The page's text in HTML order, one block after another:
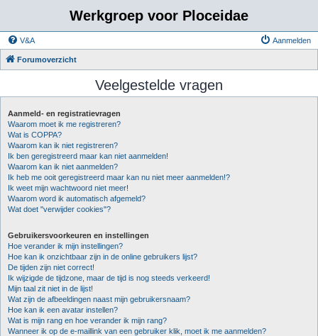
Werkgroep voor Ploceidae
V&A Aanmelden
Forumoverzicht
Veelgestelde vragen
Aanmeld- en registratievragen
Waarom moet ik me registreren?
Wat is COPPA?
Waarom kan ik niet registreren?
Ik ben geregistreerd maar kan niet aanmelden!
Waarom kan ik niet aanmelden?
Ik heb me ooit geregistreerd maar kan nu niet meer aanmelden!?
Ik weet mijn wachtwoord niet meer!
Waarom word ik automatisch afgemeld?
Wat doet "verwijder cookies"?
Gebruikersvoorkeuren en instellingen
Hoe verander ik mijn instellingen?
Hoe kan ik onzichtbaar zijn in de online gebruikers lijst?
De tijden zijn niet correct!
Ik wijzigde de tijdzone, maar de tijd is nog steeds verkeerd!
Mijn taal zit niet in de lijst!
Wat zijn de afbeeldingen naast mijn gebruikersnaam?
Hoe kan ik een avatar instellen?
Wat is mijn rang en hoe verander ik mijn rang?
Wanneer ik op de e-maillink van een gebruiker klik, moet ik me aanmelden?